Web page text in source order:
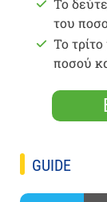
Το
του
Το
ποσού
GUIDE